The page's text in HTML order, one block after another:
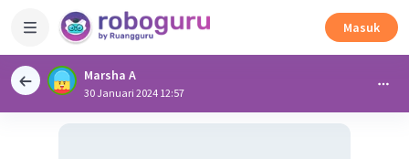
Masuk
Marsha A
30 Januari 2024 12:57